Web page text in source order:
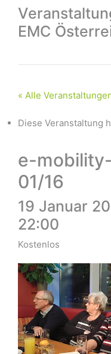
EMC
« Alle
Diese Veranstaltung
e-
01/16
19 Januar
22:00
Kostenlos